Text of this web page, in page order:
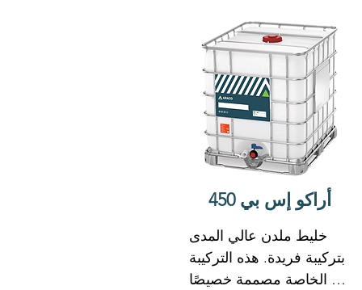
الخرسانة وخصائص قوتها
الميكانيكية.
لا يحتوي ARACO SP 313
على كلوريد الكالسيوم أو
أي كلوريدات مضافة عن
قصد ولن يبدأ أو يساهم في
تآكل حديد التسليح الموجود
ARACO SP 313 يلبي
متطلبات ASTM C-494
أنواع D & G
أراكو إس بي 450
خليط ملدن عالي المدى
بتركيبة فريدة. هذه التركيبة
الخاصة مصممة خصيصًا